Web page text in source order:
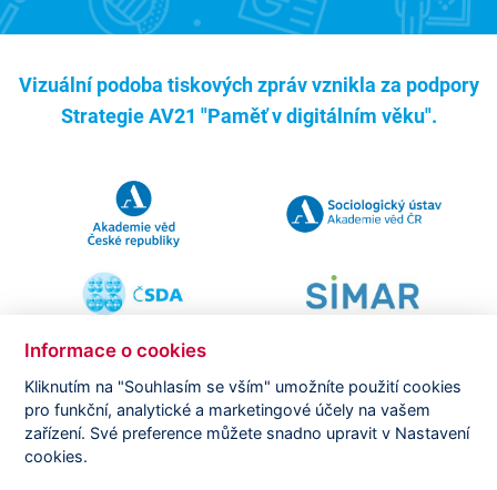
Vizuální podoba tiskových zpráv vznikla za podpory
Strategie AV21 "Paměť v digitálním věku".
Copyright © CVVM | Právní ujednání| Nastavení cookies
Prohlášení o zpracování osobních údajů
Informace o cookies
Kliknutím na "Souhlasím se vším" umožníte použití cookies
pro funkční, analytické a marketingové účely na vašem
zařízení. Své preference můžete snadno upravit v Nastavení
cookies.